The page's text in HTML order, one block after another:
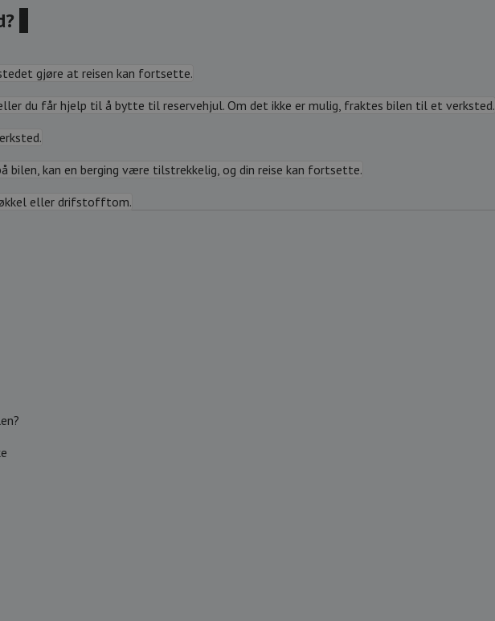
gjøre at reisen kan fortsette.
du får hjelp til å bytte til reservehjul. Om det ikke er mulig, fraktes bilen til et verksted.
bilen, kan en berging være tilstrekkelig, og din reise kan fortsette.
eller drifstofftom.